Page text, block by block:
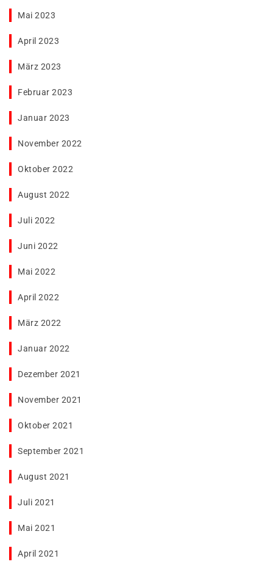
Mai 2023
April 2023
März 2023
Februar 2023
Januar 2023
November 2022
Oktober 2022
August 2022
Juli 2022
Juni 2022
Mai 2022
April 2022
März 2022
Januar 2022
Dezember 2021
November 2021
Oktober 2021
September 2021
August 2021
Juli 2021
Mai 2021
April 2021